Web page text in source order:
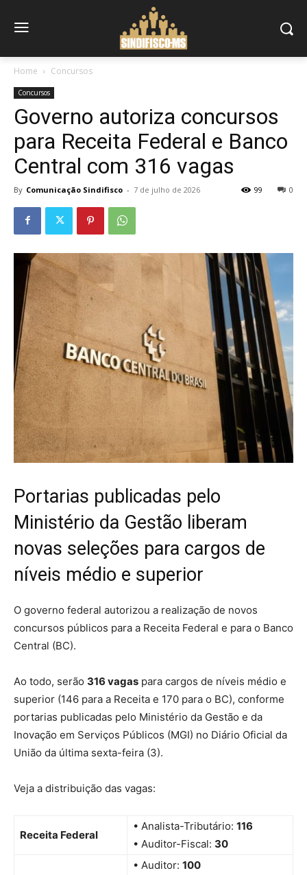
Home Concursos
Concursos
Governo autoriza concursos
para Receita Federal e Banco
Central com 316 vagas
By Comunicação Sindifisco - 7 de julho de 2026 0
99
Portarias publicadas pelo
Ministério da Gestão liberam
novas seleções para cargos de
níveis médio e superior
O governo federal autorizou a realização de novos
concursos públicos para a Receita Federal e para o Banco
Central (BC).
Ao todo, serão 316 vagas para cargos de níveis médio e
superior (146 para a Receita e 170 para o BC), conforme
portarias publicadas pelo Ministério da Gestão e da
Inovação em Serviços Públicos (MGI) no Diário Oficial da
União da última sexta-feira (3).
Veja a distribuição das vagas:
Receita Federal
• Analista-Tributário: 116
• Auditor-Fiscal: 30
• Auditor: 100